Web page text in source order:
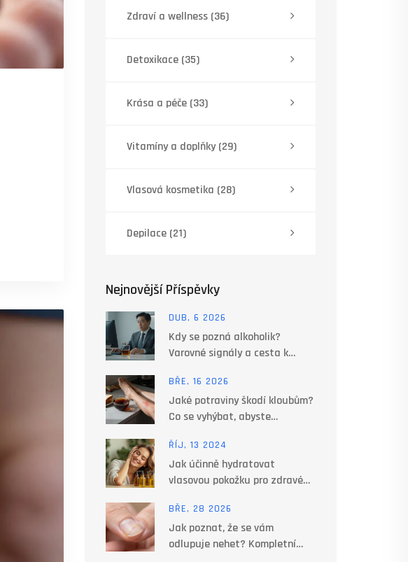
Zdraví a wellness (36)
Detoxikace (35)
Krása a péče (33)
Vitamíny a doplňky(29)
Vlasová kosmetika (28)
Depilace (21)
Nejnovější Příspěvky
DUB, 6 2026
Kdy se pozná alkoholik?
Varovné signály a cesta k
BŘE, 16 2026
Jaké potraviny škodí kloubům?
Co se vyhýbat, abyste
ŘÍJ, 13 2024
Jak účinně hydratovat
vlasovou pokožku pro zdravé
BŘE, 28 2026
Jak poznat, že se vám
odlupuje nehet? Kompletní